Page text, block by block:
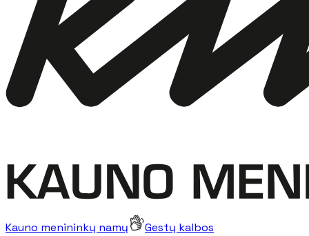
Kauno menininkų namų Gestų kalbos